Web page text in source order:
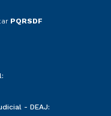
PQRSDF
- DEAJ: